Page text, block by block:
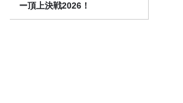
ー頂上決戦2026！